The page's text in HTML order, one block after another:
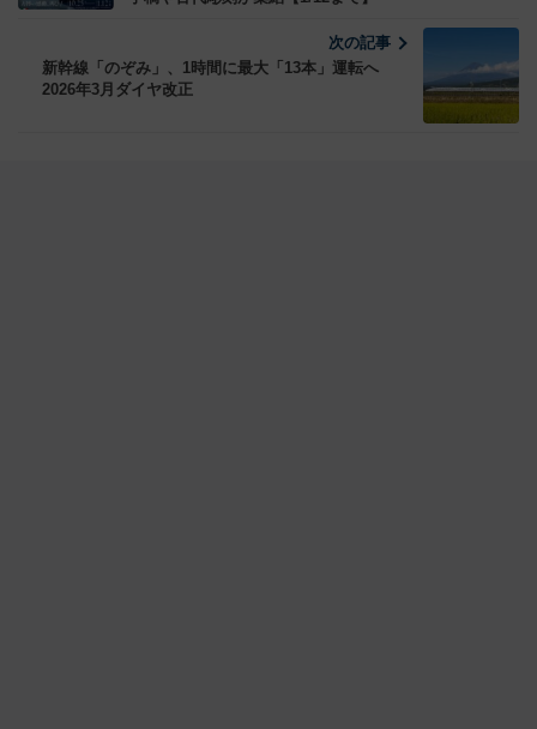
次の記事
新幹線「のぞみ」、1時間に最大「13本」運転へ
2026年3月ダイヤ改正